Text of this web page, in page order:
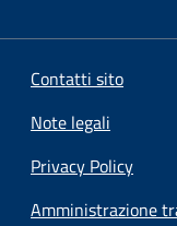
Contatti sito
Note legali
Privacy Policy
Amministrazione